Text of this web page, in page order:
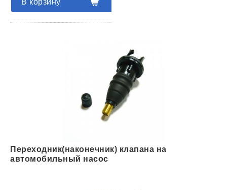
Переходник(наконечник) клапана на
автомобильный насос